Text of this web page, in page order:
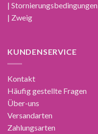
| Stornierungsbedingungen
| Zweig
KUNDENSERVICE
Kontakt
Häufig gestellte Fragen
Über-uns
Versandarten
Zahlungsarten